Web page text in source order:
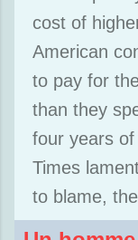
cost of
American
to pay for
than they
four years of
Times
to blame,